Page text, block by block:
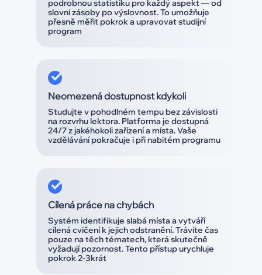
podrobnou statistiku pro každý aspekt — od
slovní zásoby po výslovnost. To umožňuje
přesně měřit pokrok a upravovat studijní
program
Neomezená dostupnost kdykoli
Studujte v pohodlném tempu bez závislosti
na rozvrhu lektora. Platforma je dostupná
24/7 z jakéhokoli zařízení a místa. Vaše
vzdělávání pokračuje i při nabitém programu
Cílená práce na chybách
Systém identifikuje slabá místa a vytváří
cílená cvičení k jejich odstranění. Trávíte čas
pouze na těch tématech, která skutečně
vyžadují pozornost. Tento přístup urychluje
pokrok 2-3krát